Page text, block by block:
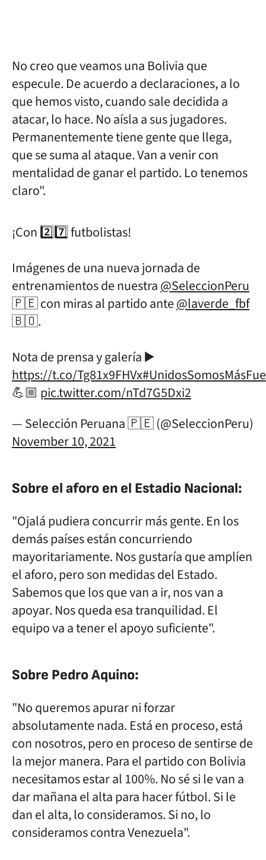
No creo que veamos una Bolivia que
especule. De acuerdo a declaraciones, a lo
que hemos visto, cuando sale decidida a
atacar, lo hace. No aísla a sus jugadores.
Permanentemente tiene gente que llega,
que se suma al ataque. Van a venir con
mentalidad de ganar el partido. Lo tenemos
claro".
¡Con 2️⃣7️⃣ futbolistas!
Imágenes de una nueva jornada de
entrenamientos de nuestra@SeleccionPeru
🇵🇪 con miras al partido ante@laverde_fbf
🇧🇴.
Nota de prensa y galería ▶️
https://t.co/Tg81x9FHVx
💪🏼 pic.twitter.com/nTd7G5Dxi2
— Selección Peruana 🇵🇪 (@SeleccionPeru)
November 10, 2021
Sobre el aforo en el Estadio Nacional:
"Ojalá pudiera concurrir más gente. En los
demás países están concurriendo
mayoritariamente. Nos gustaría que amplíen
el aforo, pero son medidas del Estado.
Sabemos que los que van a ir, nos van a
apoyar. Nos queda esa tranquilidad. El
equipo va a tener el apoyo suficiente".
Sobre Pedro Aquino:
"No queremos apurar ni forzar
absolutamente nada. Está en proceso, está
con nosotros, pero en proceso de sentirse de
la mejor manera. Para el partido con Bolivia
necesitamos estar al 100%. No sé si le van a
dar mañana el alta para hacer fútbol. Si le
dan el alta, lo consideramos. Si no, lo
consideramos contra Venezuela".